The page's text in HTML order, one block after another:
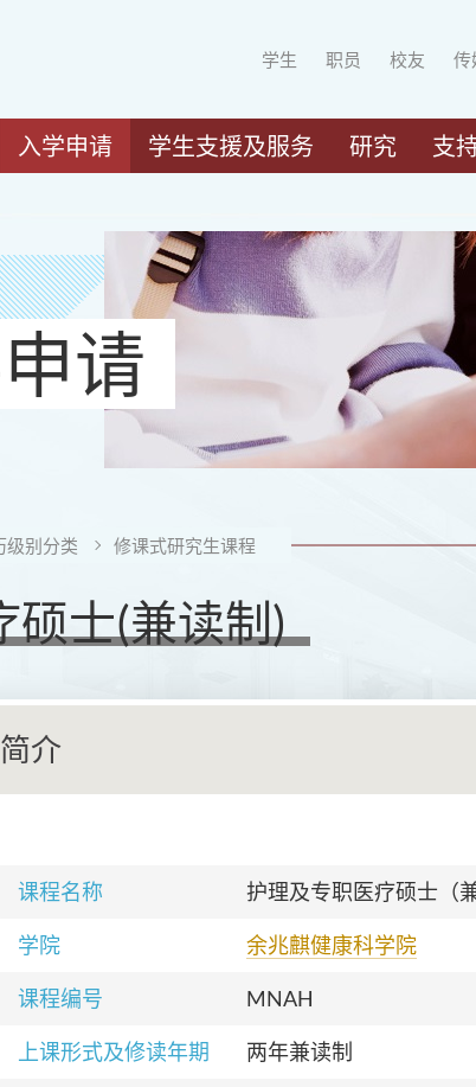
学生 职员 校友 传
入学申请 学生支援及服务 研究 支
请
级别分类 修课式研究生课程
硕士(兼读制)
简介
课程名称 护理及专职医疗硕士（
学院 余兆麒健康科学院
课程编号 MNAH
上课形式及修读年期 两年兼读制